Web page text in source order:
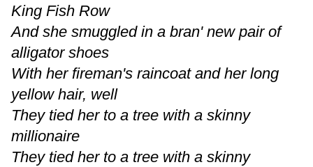
King Fish Row
And she smuggled in a bran' new pair of
alligator shoes
With her fireman's raincoat and her long
yellow hair, well
They tied her to a tree with a skinny
millionaire
They tied her to a tree with a skinny